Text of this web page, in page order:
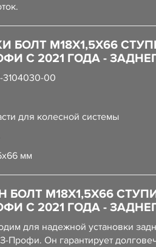
БОЛТ М18Х1,5Х66
С 2021 ГОДА -
3104030-00
для колесной системы
мм
БОЛТ М18Х1,5Х66
С 2021 ГОДА -
для надежной установки
Профи. Он гарантирует